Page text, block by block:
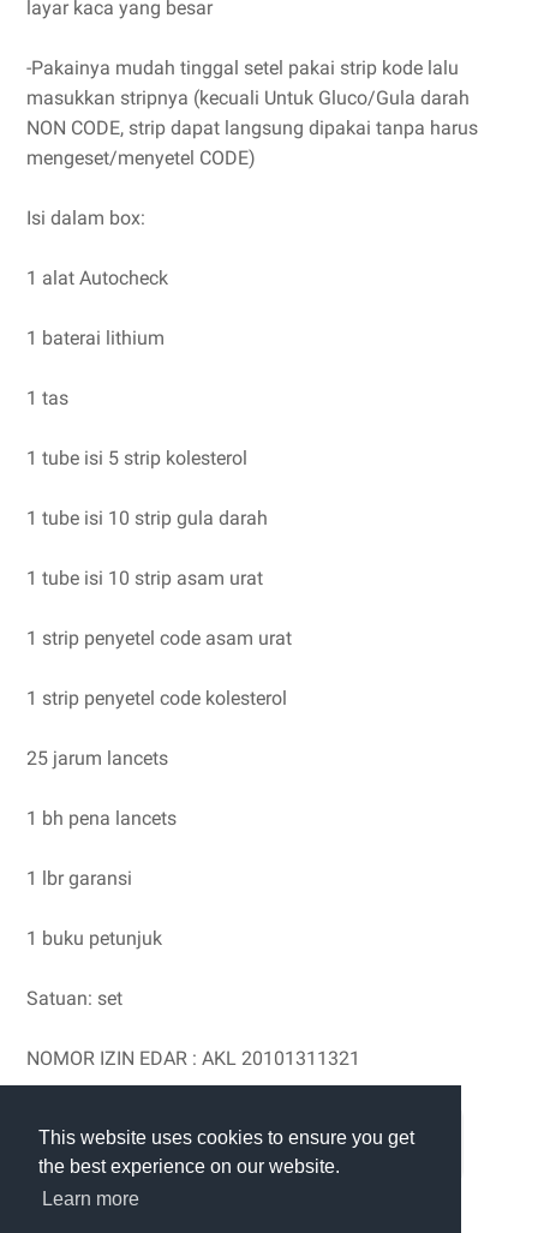
This website uses cookies to ensure you get
the best experience on our website.
Learn more
layar kaca yang besar
-Pakainya mudah tinggal setel pakai strip kode lalu
masukkan stripnya (kecuali Untuk Gluco/Gula darah
NON CODE, strip dapat langsung dipakai tanpa harus
mengeset/menyetel CODE)
Isi dalam box:
1 alat Autocheck
1 baterai lithium
1 tas
1 tube isi 5 strip kolesterol
1 tube isi 10 strip gula darah
1 tube isi 10 strip asam urat
1 strip penyetel code asam urat
1 strip penyetel code kolesterol
25 jarum lancets
1 bh pena lancets
1 lbr garansi
1 buku petunjuk
Satuan: set
NOMOR IZIN EDAR : AKL 20101311321
PESAN VIA WHATSAPP